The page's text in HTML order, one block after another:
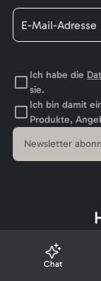
Ich habe die
sie.
Ich bin damit
Produkte,
Newsletter
Chat